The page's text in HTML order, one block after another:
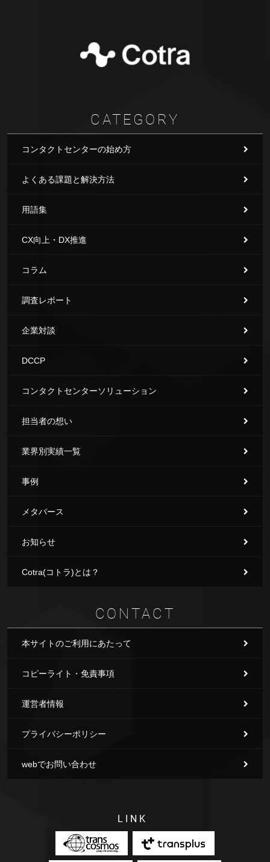
CATEGORY
コンタクトセンターの始め方
よくある課題と解決方法
用語集
CX向上・DX推進
コラム
調査レポート
企業対談
DCCP
コンタクトセンターソリューション
担当者の想い
業界別実績一覧
事例
メタバース
お知らせ
Cotra(コトラ)とは？
CONTACT
本サイトのご利用にあたって
コピーライト・免責事項
運営者情報
プライバシーポリシー
webでお問い合わせ
LINK